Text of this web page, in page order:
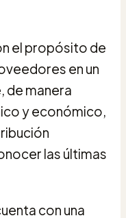
el propósito de
en un
de manera
y económico,
las últimas
con una